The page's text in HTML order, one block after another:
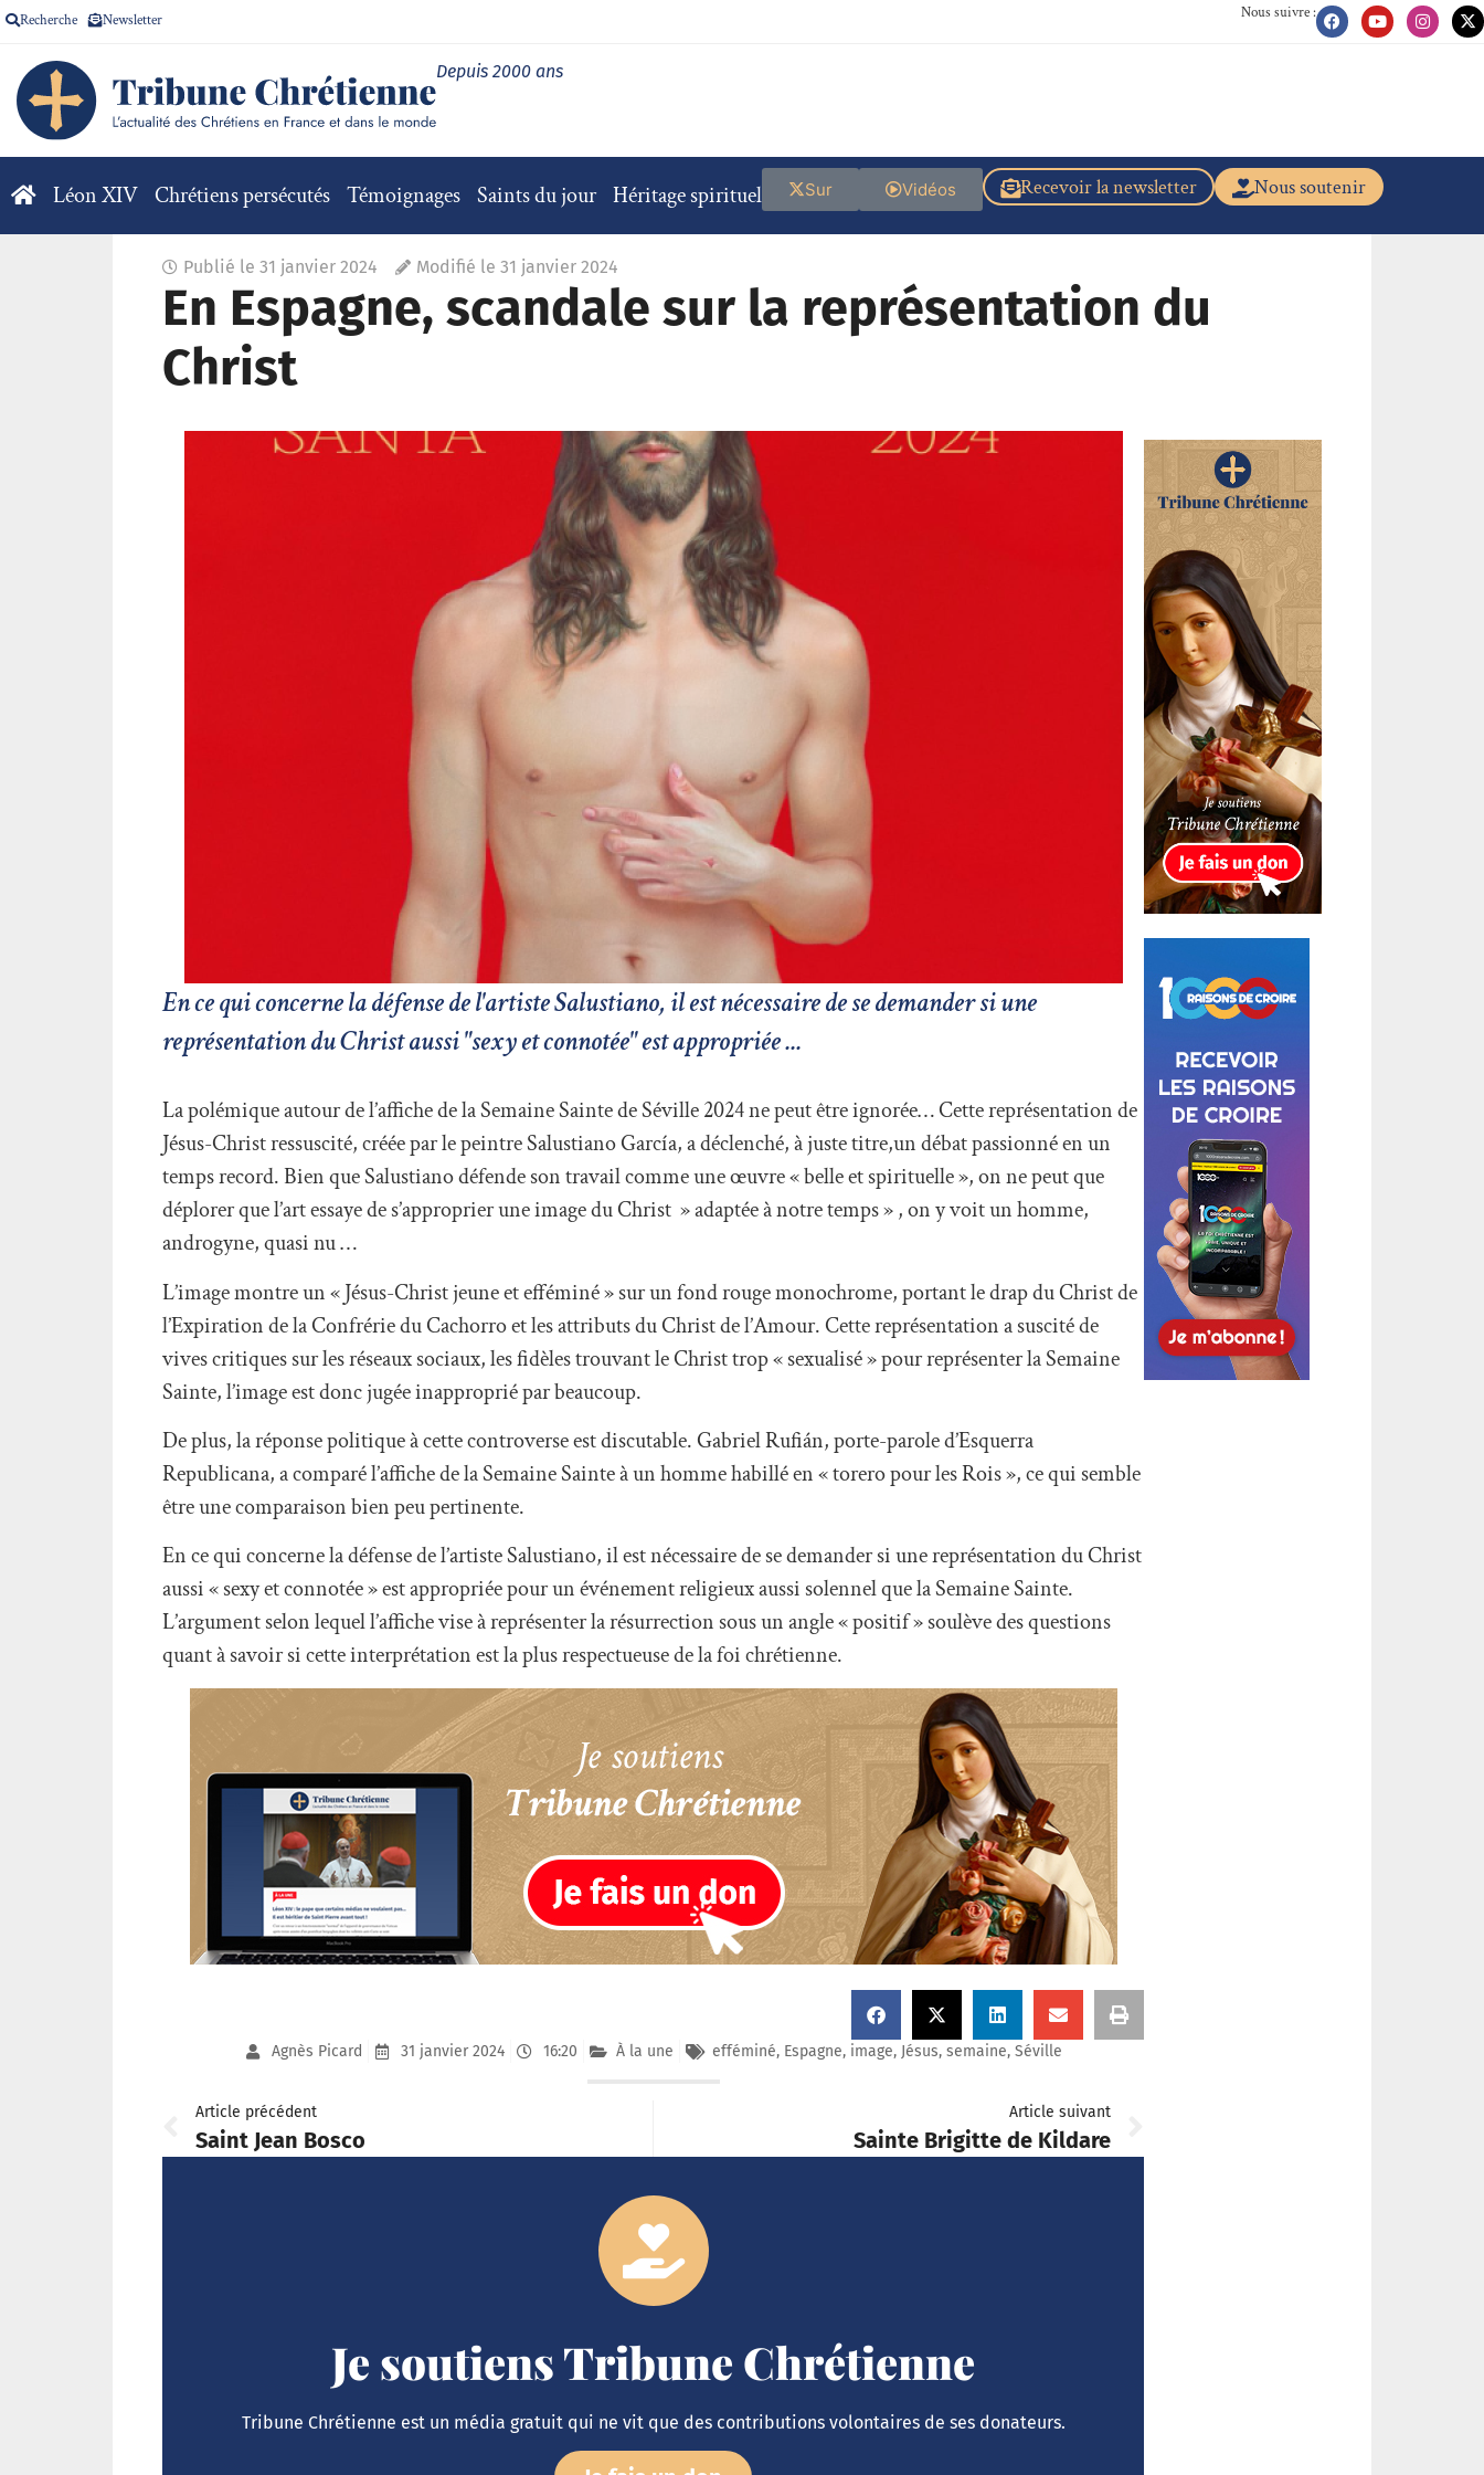
Recherche Newsletter Nous suivre :
Depuis 2000 ans
Léon XIV Chrétiens persécutés Témoignages Saints du jour Héritage spirituel Nous soutenir
Recevoir la newsletter
Vidéos
Sur
Publié le 31 janvier 2024 Modifié le 31 janvier 2024
En Espagne, scandale sur la représentation du
Christ
En ce qui concerne la défense de l'artiste Salustiano, il est nécessaire de se demander si une
représentation du Christ aussi "sexy et connotée" est appropriée ...
La polémique autour de l’affiche de la Semaine Sainte de Séville 2024 ne peut être ignorée… Cette représentation de
Jésus-Christ ressuscité, créée par le peintre Salustiano García, a déclenché, à juste titre,un débat passionné en un
temps record. Bien que Salustiano défende son travail comme une œuvre « belle et spirituelle », on ne peut que
déplorer que l’art essaye de s’approprier une image du Christ » adaptée à notre temps » , on y voit un homme,
androgyne, quasi nu …
L’image montre un « Jésus-Christ jeune et efféminé » sur un fond rouge monochrome, portant le drap du Christ de
l’Expiration de la Confrérie du Cachorro et les attributs du Christ de l’Amour. Cette représentation a suscité de
vives critiques sur les réseaux sociaux, les fidèles trouvant le Christ trop « sexualisé » pour représenter la Semaine
Sainte, l’image est donc jugée inapproprié par beaucoup.
De plus, la réponse politique à cette controverse est discutable. Gabriel Rufián, porte-parole d’Esquerra
Republicana, a comparé l’affiche de la Semaine Sainte à un homme habillé en « torero pour les Rois », ce qui semble
être une comparaison bien peu pertinente.
En ce qui concerne la défense de l’artiste Salustiano, il est nécessaire de se demander si une représentation du Christ
aussi « sexy et connotée » est appropriée pour un événement religieux aussi solennel que la Semaine Sainte.
L’argument selon lequel l’affiche vise à représenter la résurrection sous un angle « positif » soulève des questions
quant à savoir si cette interprétation est la plus respectueuse de la foi chrétienne.
Agnès Picard 31 janvier 2024 16:20 À la une efféminé, Espagne, image, Jésus, semaine, Séville
Article précédent
Saint Jean Bosco
Article suivant
Sainte Brigitte de Kildare
Je soutiens Tribune Chrétienne
Tribune Chrétienne est un média gratuit qui ne vit que des contributions volontaires de ses donateurs.